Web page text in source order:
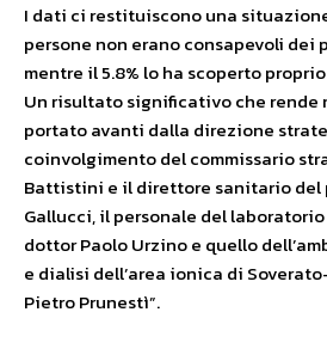
I dati ci restituiscono una
persone non erano consapevoli dei
mentre il 5.8% lo ha scoperto
Un risultato significativo che rende
portato avanti dalla direzione
coinvolgimento del commissario
Battistini e il direttore sanitario
Gallucci, il personale del
dottor Paolo Urzino e quello
e dialisi dell’area ionica di
Pietro Prunestì”.